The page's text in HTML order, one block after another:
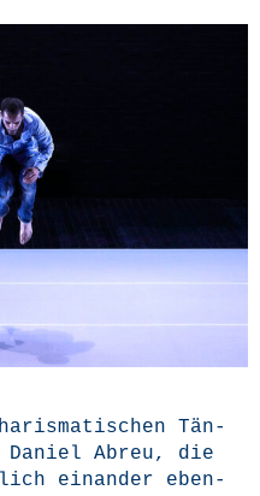
Tän­
Dani­el Abreu, die
ein­an­der eben­